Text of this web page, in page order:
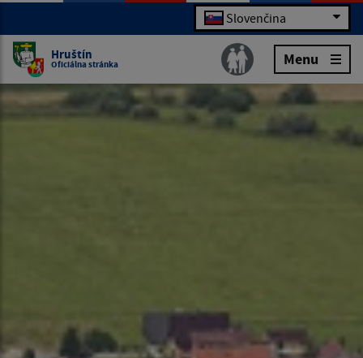
Slovenčina
Hruštín
Oficiálna stránka Menu